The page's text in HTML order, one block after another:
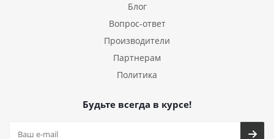
Блог
Вопрос-ответ
Производители
Партнерам
Политика
Будьте всегда в курсе!